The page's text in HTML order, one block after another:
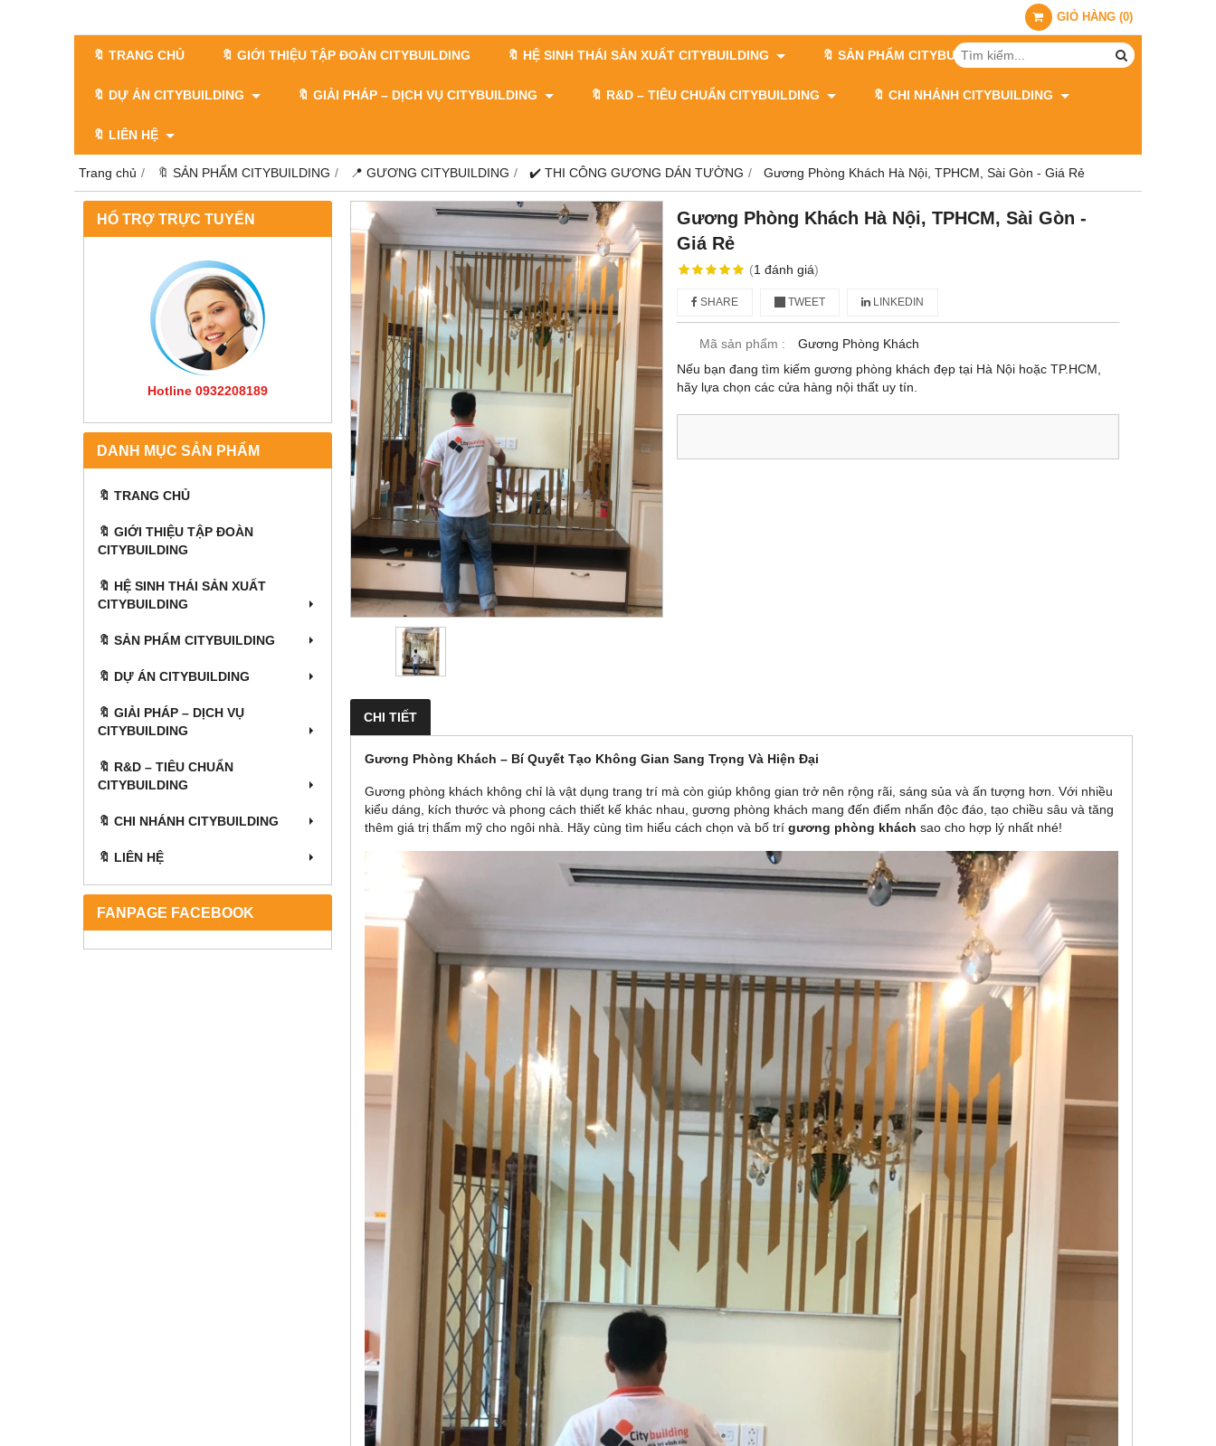
GIỎ HÀNG (0)
🔖 TRANG CHỦ 🔖 GIỚI THIỆU TẬP ĐOÀN CITYBUILDING 🔖 HỆ SINH THÁI SẢN XUẤT CITYBUILDING 🔖 SẢN PHẨM CITYBUILDING
🔖 DỰ ÁN CITYBUILDING 🔖 GIẢI PHÁP – DỊCH VỤ CITYBUILDING 🔖​​​​​​​ R&D – TIÊU CHUẨN CITYBUILDING 🔖 CHI NHÁNH CITYBUILDING
🔖 LIÊN HỆ
Trang chủ 🔖 SẢN PHẨM CITYBUILDING 📍 GƯƠNG CITYBUILDING ✔️ THI CÔNG GƯƠNG DÁN TƯỜNG Gương Phòng Khách Hà Nội, TPHCM, Sài Gòn - Giá Rẻ
HỔ TRỢ TRỰC TUYẾN
Hotline 0932208189
DANH MỤC SẢN PHẨM
🔖 TRANG CHỦ
🔖 GIỚI THIỆU TẬP ĐOÀN
CITYBUILDING
🔖 HỆ SINH THÁI SẢN XUẤT
CITYBUILDING
🔖 SẢN PHẨM CITYBUILDING
🔖 DỰ ÁN CITYBUILDING
🔖 GIẢI PHÁP – DỊCH VỤ
CITYBUILDING
🔖​​​​​​​ R&D – TIÊU CHUẨN
CITYBUILDING
🔖 CHI NHÁNH CITYBUILDING
🔖 LIÊN HỆ
FANPAGE FACEBOOK
Gương Phòng Khách Hà Nội, TPHCM, Sài Gòn -
Giá Rẻ
(1 đánh giá)
SHARE TWEET LINKEDIN
Mã sản phẩm :
Gương Phòng Khách
Nếu bạn đang tìm kiếm gương phòng khách đẹp tại Hà Nội hoặc TP.HCM,
hãy lựa chọn các cửa hàng nội thất uy tín.
CHI TIẾT
Gương Phòng Khách – Bí Quyết Tạo Không Gian Sang Trọng Và Hiện Đại
Gương phòng khách không chỉ là vật dụng trang trí mà còn giúp không gian trở nên rộng rãi, sáng sủa và ấn tượng hơn. Với nhiều
kiểu dáng, kích thước và phong cách thiết kế khác nhau, gương phòng khách mang đến điểm nhấn độc đáo, tạo chiều sâu và tăng
thêm giá trị thẩm mỹ cho ngôi nhà. Hãy cùng tìm hiểu cách chọn và bố trí gương phòng khách sao cho hợp lý nhất nhé!